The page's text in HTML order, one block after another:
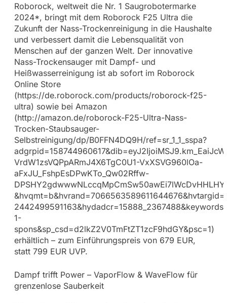
Roborock, weltweit die Nr. 1 Saugrobotermarke
2024*, bringt mit dem Roborock F25 Ultra die
Zukunft der Nass-Trockenreinigung in die Haushalte
und verbessert damit die Lebensqualität von
Menschen auf der ganzen Welt. Der innovative
Nass-Trockensauger mit Dampf- und
Heißwasserreinigung ist ab sofort im Roborock
Online Store
(https://de.roborock.com/products/roborock-f25-
ultra) sowie bei Amazon
(http://amazon.de/roborock-F25-Ultra-Nass-
Trocken-Staubsauger-
Selbstreinigung/dp/B0FFN4DQ9H/ref=sr_1_1_sspa?
VrdW1zsVQPpARmJ4X6TgC0U1-VxXSVG960lOa-
aFxJU_FshpEsDPwKTo_Qw02Rffw-
1-
spons&sp_csd=d2lkZ2V0TmFtZT1zcF9hdGY&psc=1)
erhältlich – zum Einführungspreis von 679 EUR,
statt 799 EUR UVP.
Dampf trifft Power – VaporFlow & WaveFlow für
grenzenlose Sauberkeit